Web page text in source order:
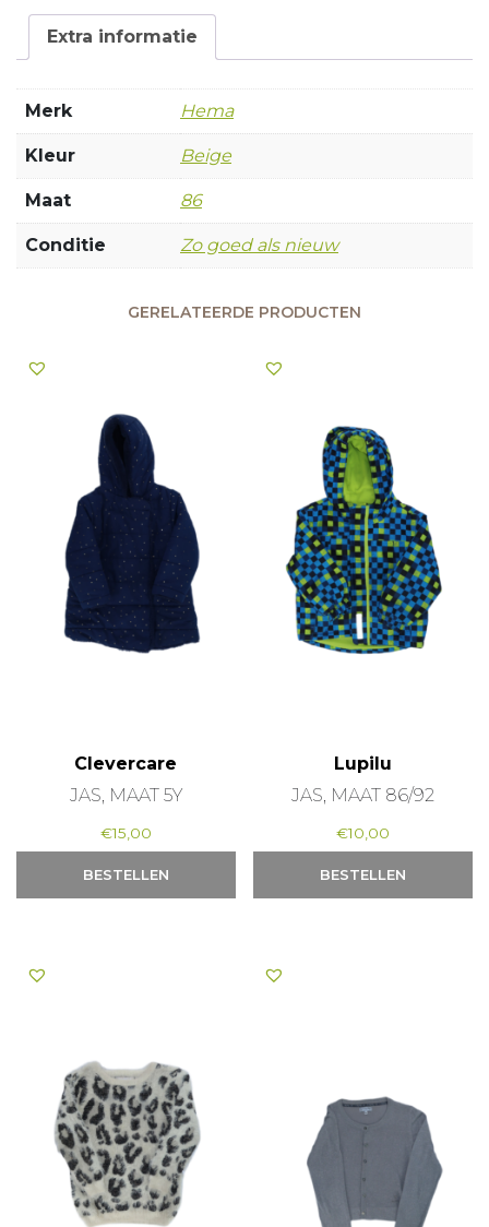
Extra informatie
Merk Hema
Kleur Beige
Maat 86
Conditie Zo goed als nieuw
GERELATEERDE PRODUCTEN
Clevercare
JAS, MAAT 5Y
€15,00
BESTELLEN
Lupilu
JAS, MAAT 86/92
€10,00
BESTELLEN